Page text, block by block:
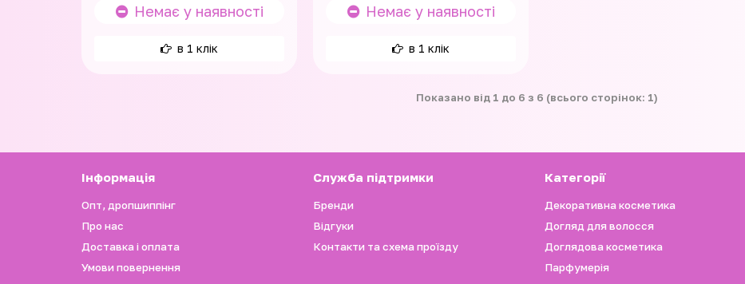
Немає у наявності
в 1 клік
Немає у наявності
в 1 клік
Показано від 1 до 6 з 6 (всього сторінок: 1)
Iнформація
Опт, дропшиппінг
Про нас
Доставка і оплата
Умови повернення
Служба підтримки
Бренди
Відгуки
Контакти та схема проїзду
Категорії
Декоративна косметика
Догляд для волосся
Доглядова косметика
Парфумерія